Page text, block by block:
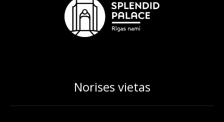
Norises vietas